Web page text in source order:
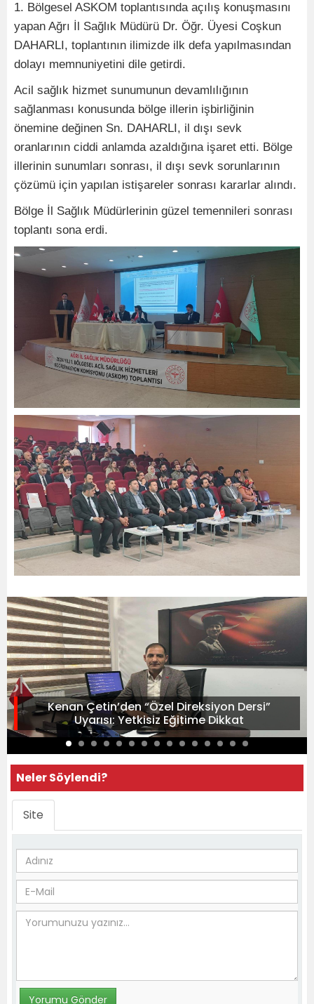
1. Bölgesel ASKOM toplantısında açılış konuşmasını
yapan Ağrı İl Sağlık Müdürü Dr. Öğr. Üyesi Coşkun
DAHARLI, toplantının ilimizde ilk defa yapılmasından
dolayı memnuniyetini dile getirdi.
Acil sağlık hizmet sunumunun devamlılığının
sağlanması konusunda bölge illerin işbirliğinin
önemine değinen Sn. DAHARLI, il dışı sevk
oranlarının ciddi anlamda azaldığına işaret etti. Bölge
illerinin sunumları sonrası, il dışı sevk sorunlarının
çözümü için yapılan istişareler sonrası kararlar alındı.
Bölge İl Sağlık Müdürlerinin güzel temennileri sonrası
toplantı sona erdi.
Kenan Çetin’den “Özel Direksiyon Dersi”
Uyarısı: Yetkisiz Eğitime Dikkat
Neler Söylendi?
Site